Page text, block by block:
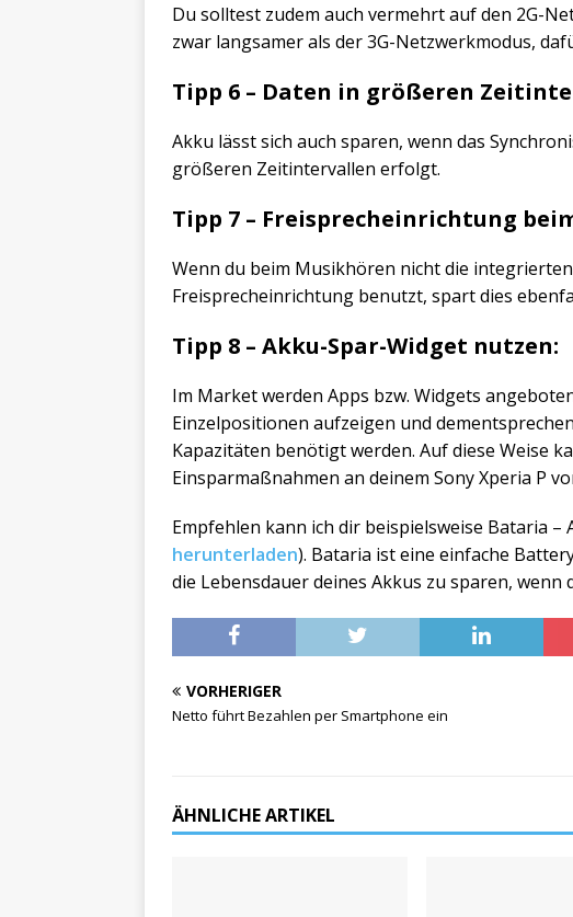
Du solltest zudem auch vermehrt auf den 2G-
zwar langsamer als der 3G-Netzwerkmodus,
Tipp 6 – Daten in größeren
Akku lässt sich auch sparen, wenn das
größeren Zeitintervallen erfolgt.
Tipp 7 – Freisprecheinrichtung
Wenn du beim Musikhören nicht die
Freisprecheinrichtung benutzt, spart dies
Tipp 8 – Akku-Spar-Widget nutzen:
Im Market werden Apps bzw. Widgets
Einzelpositionen aufzeigen und
Kapazitäten benötigt werden. Auf diese Weise
Einsparmaßnahmen an deinem Sony Xperia P
Empfehlen kann ich dir beispielsweise Bataria –
herunterladen). Bataria ist eine einfache
die Lebensdauer deines Akkus zu sparen,
VORHERIGER
Netto führt Bezahlen per Smartphone ein
ÄHNLICHE ARTIKEL